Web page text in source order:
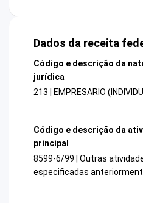
Dados da receita
Código e descrição da
jurídica
213 | EMPRESARIO
Código e descrição da
principal
8599-6/99 | Outras
especificadas